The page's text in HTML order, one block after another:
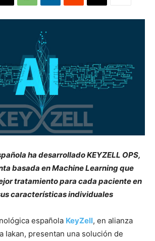
ha desarrollado KEYZELL OPS,
basada en Machine Learning que
tratamiento para cada paciente en
características individuales
española KeyZell, en alianza
Iakan, presentan una solución de